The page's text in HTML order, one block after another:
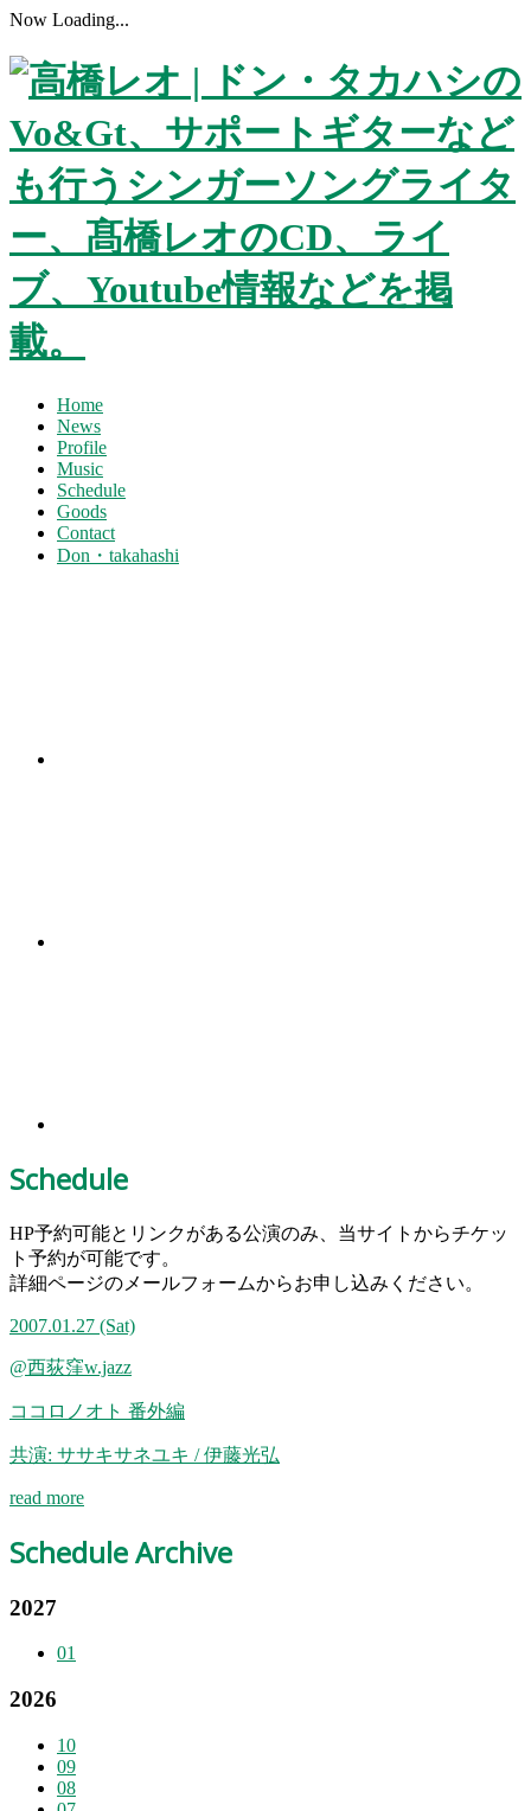
Now Loading...
Home
News
Profile
Music
Schedule
Goods
Contact
Don・takahashi
Schedule
HP予約可能とリンクがある公演のみ、当サイトからチケッ
ト予約が可能です。
詳細ページのメールフォームからお申し込みください。
2007.01.27 (Sat)
@西荻窪w.jazz
ココロノオト 番外編
共演: ササキサネユキ / 伊藤光弘
read more
Schedule Archive
2027
01
2026
10
09
08